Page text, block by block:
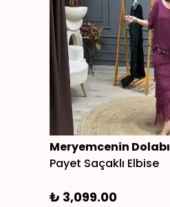
Meryemcenin Dolabı
Payet Saçaklı Elbise
₺ 3,099.00